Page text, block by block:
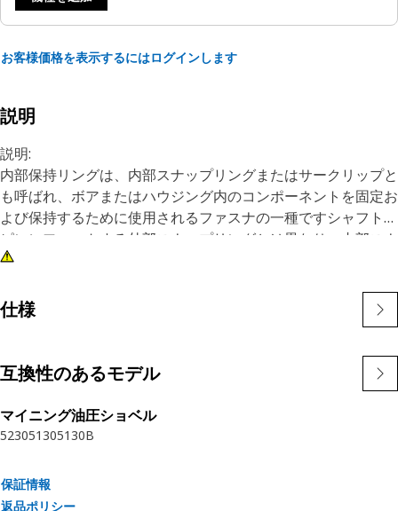
お客様価格を表示するにはログインします
説明
説明:
内部保持リングは、内部スナップリングまたはサークリップと
も呼ばれ、ボアまたはハウジング内のコンポーネントを固定お
よび保持するために使用されるファスナの一種ですシャフトや
ピンにフィットする外部スナップリングとは異なり、内部スナ
ップリングはボアまたは溝の内側に取り付けられ、コンポーネ
は、ボアまたはハウジング内のコンポーネントの軸方向の動き
や変位を防ぐことですこれは保持装置として機能し、ベアリン
っかりと保持します
特長:
• 正確な仕様で製造され、耐久性、信頼性、生産性を重視して
ます
仕様
互換性のあるモデル
マイニング油圧ショベル
523051305130B
保証情報
返品ポリシー